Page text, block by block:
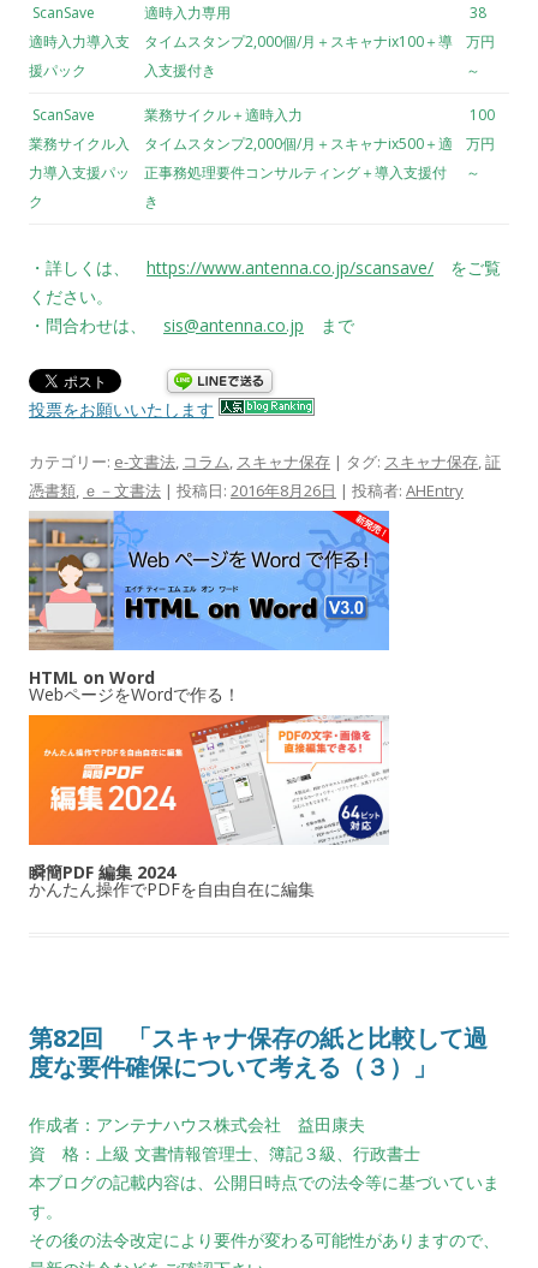
ScanSave
適時入力導入支
援パック
適時入力専用
タイムスタンプ2,000個/月＋スキャナix100＋導
入支援付き
38
万円
～
ScanSave
業務サイクル入
力導入支援パッ
ク
業務サイクル＋適時入力
タイムスタンプ2,000個/月＋スキャナix500＋適
正事務処理要件コンサルティング＋導入支援付
き
100
万円
～
・詳しくは、 https://www.antenna.co.jp/scansave/ をご覧
ください。
・問合わせは、 sis@antenna.co.jp まで
投票をお願いいたします
カテゴリー: e-文書法, コラム, スキャナ保存 | タグ: スキャナ保存,証
憑書類, ｅ－文書法 | 投稿日: 2016年8月26日 | 投稿者: AHEntry
HTML on Word
WebページをWordで作る！
瞬簡PDF 編集 2024
かんたん操作でPDFを自由自在に編集
第82回 「スキャナ保存の紙と比較して過
度な要件確保について考える（３）」
作成者：アンテナハウス株式会社 益田康夫
資 格：上級 文書情報管理士、簿記３級、行政書士
本ブログの記載内容は、公開日時点での法令等に基づいていま
す。
その後の法令改定により要件が変わる可能性がありますので、